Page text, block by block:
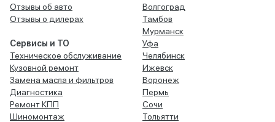
Отзывы об авто
Отзывы о дилерах
Сервисы и ТО
Техническое обслуживание
Кузовной ремонт
Замена масла и фильтров
Диагностика
Ремонт КПП
Шиномонтаж
Волгоград
Тамбов
Мурманск
Уфа
Челябинск
Ижевск
Воронеж
Пермь
Сочи
Тольятти